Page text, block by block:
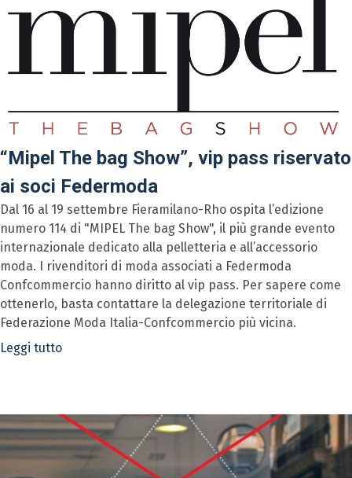
“Mipel The bag Show”, vip pass riservato
ai soci Federmoda
Dal 16 al 19 settembre Fieramilano-Rho ospita l’edizione
numero 114 di "MIPEL The bag Show", il più grande evento
internazionale dedicato alla pelletteria e all’accessorio
moda. I rivenditori di moda associati a Federmoda
Confcommercio hanno diritto al vip pass. Per sapere come
ottenerlo, basta contattare la delegazione territoriale di
Federazione Moda Italia-Confcommercio più vicina.
Leggi tutto